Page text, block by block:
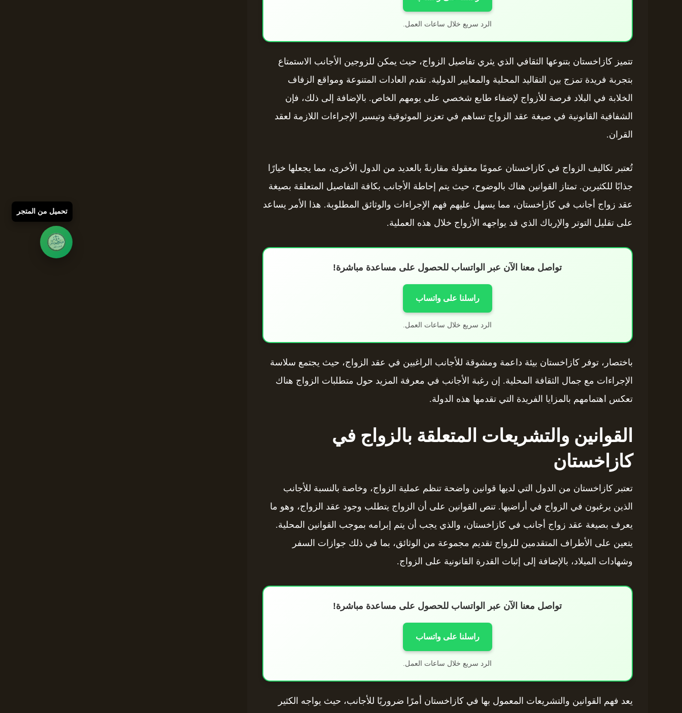
الرد سريع خلال ساعات العمل.
تتميز كازاخستان بتنوعها الثقافي الذي يثري تفاصيل الزواج، حيث يمكن للزوجين الأجانب الاستمتاع
بتجربة فريدة تمزج بين التقاليد المحلية والمعايير الدولية. تقدم العادات المتنوعة ومواقع الزفاف
الخلابة في البلاد فرصة للأزواج لإضفاء طابع شخصي على يومهم الخاص. بالإضافة إلى ذلك، فإن
الشفافية القانونية في صيغة عقد الزواج تساهم في تعزيز الموثوقية وتيسير الإجراءات اللازمة لعقد
القران.
تُعتبر تكاليف الزواج في كازاخستان عمومًا معقولة مقارنةً بالعديد من الدول الأخرى، مما يجعلها خيارًا
جذابًا للكثيرين. تمتاز القوانين هناك بالوضوح، حيث يتم إحاطة الأجانب بكافة التفاصيل المتعلقة بصيغة
عقد زواج أجانب في كازاخستان، مما يسهل عليهم فهم الإجراءات والوثائق المطلوبة. هذا الأمر يساعد
على تقليل التوتر والإرباك الذي قد يواجهه الأزواج خلال هذه العملية.
تواصل معنا الآن عبر الواتساب للحصول على مساعدة مباشرة!
راسلنا على واتساب
الرد سريع خلال ساعات العمل.
باختصار، توفر كازاخستان بيئة داعمة ومشوقة للأجانب الراغبين في عقد الزواج، حيث يجتمع سلاسة
الإجراءات مع جمال الثقافة المحلية. إن رغبة الأجانب في معرفة المزيد حول متطلبات الزواج هناك
تعكس اهتمامهم بالمزايا الفريدة التي تقدمها هذه الدولة.
القوانين والتشريعات المتعلقة بالزواج في
كازاخستان
تعتبر كازاخستان من الدول التي لديها قوانين واضحة تنظم عملية الزواج، وخاصة بالنسبة للأجانب
الذين يرغبون في الزواج في أراضيها. تنص القوانين على أن الزواج يتطلب وجود عقد الزواج، وهو ما
يعرف بصيغة عقد زواج أجانب في كازاخستان، والذي يجب أن يتم إبرامه بموجب القوانين المحلية.
يتعين على الأطراف المتقدمين للزواج تقديم مجموعة من الوثائق، بما في ذلك جوازات السفر
وشهادات الميلاد، بالإضافة إلى إثبات القدرة القانونية على الزواج.
تواصل معنا الآن عبر الواتساب للحصول على مساعدة مباشرة!
راسلنا على واتساب
الرد سريع خلال ساعات العمل.
يعد فهم القوانين والتشريعات المعمول بها في كازاخستان أمرًا ضروريًا للأجانب، حيث يواجه الكثير
تحميل من المتجر